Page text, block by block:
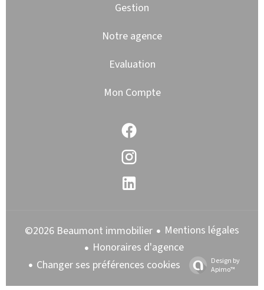
Gestion
Notre agence
Evaluation
Mon Compte
©2026 Beaumont immobilier
Mentions légales
Honoraires d'agence
Changer ses préférences cookies
Design by
Apimo™